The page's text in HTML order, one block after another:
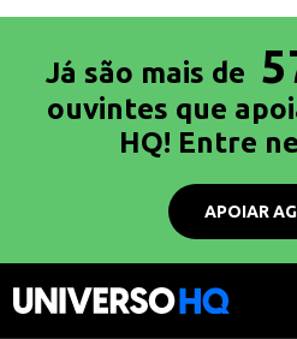
Já são mais de
ouvintes que
HQ! Entre
APOIAR